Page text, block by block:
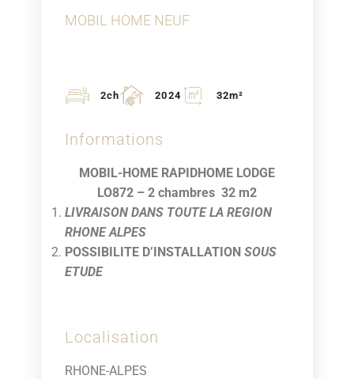
MOBIL HOME NEUF
2ch 2024 32m²
Informations
MOBIL-HOME RAPIDHOME LODGE
LO872 – 2 chambres 32 m2
LIVRAISON DANS TOUTE LA REGION
RHONE ALPES
POSSIBILITE D’INSTALLATION SOUS
ETUDE
Localisation
RHONE-ALPES